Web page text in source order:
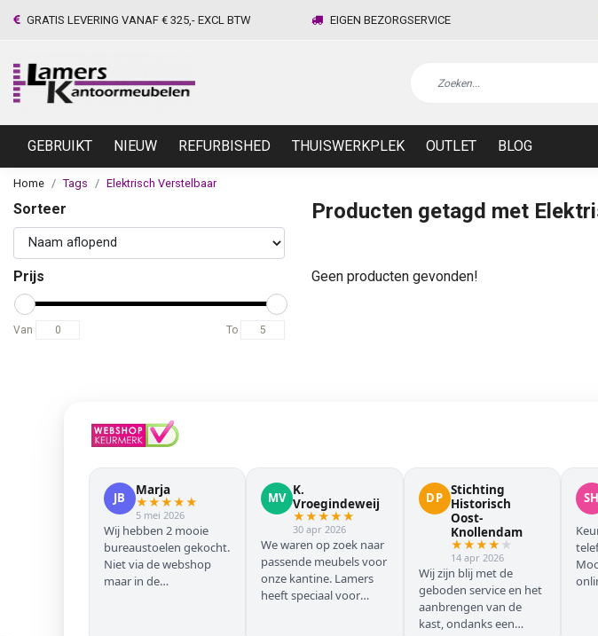
GRATIS LEVERING VANAF € 325,- EXCL BTW EIGEN BEZORGSERVICE
GEBRUIKT NIEUW REFURBISHED THUISWERKPLEK OUTLET BLOG
Home Tags Elektrisch Verstelbaar
Sorteer
Prijs
Van To
Producten getagd met
Geen producten gevonden!
JB
Marja
★★★★★
5 mei 2026
Wij hebben 2 mooie
bureaustoelen gekocht.
Niet via de webshop
maar in de
MV
K.
Vroegindeweij
★★★★★
30 apr 2026
We waren op zoek naar
passende meubels voor
onze kantine. Lamers
heeft speciaal voor
DP
Stichting
Historisch
Oost-
Knollendam
★★★★ ★
14 apr 2026
Wij zijn blij met de
geboden service en het
aanbrengen van de
kast, ondanks een
SH